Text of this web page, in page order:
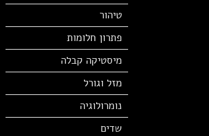
טיהור
פתרון חלומות
מיסטיקה קבלה
מזל וגורל
נומרולוגיה
שדים